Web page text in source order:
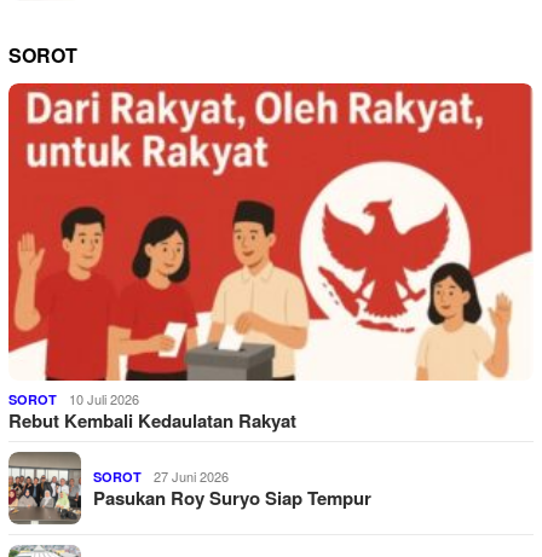
SOROT
SOROT 10 Juli 2026
Rebut Kembali Kedaulatan Rakyat
SOROT 27 Juni 2026
Pasukan Roy Suryo Siap Tempur